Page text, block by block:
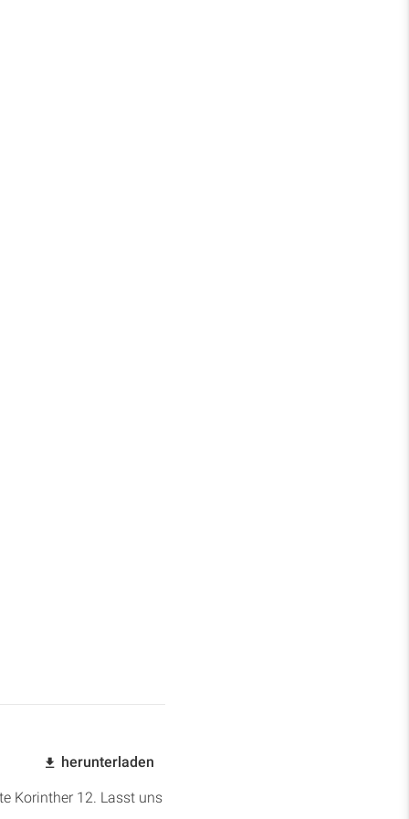
herunterladen
Korinther 12. Lasst uns